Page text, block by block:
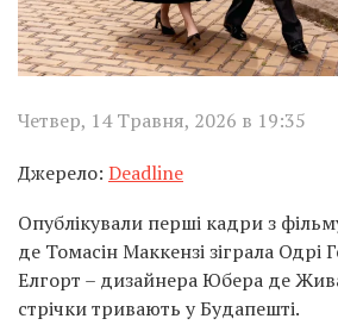
Четвер, 14 Травня, 2026 в 19:35
Джерело: Deadline
Опублікували перші кадри з
де Томасін Маккензі зіграла Одрі
Елгорт – дизайнера Юбера де
стрічки тривають у Будапешті.